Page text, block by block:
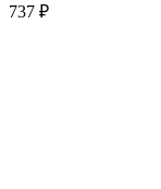
737 ₽